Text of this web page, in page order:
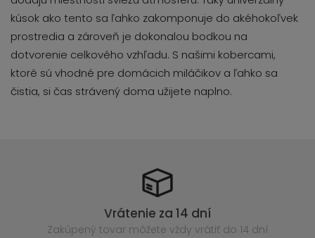
kúsok ako tento sa ľahko zakomponuje do akéhokoľvek
prostredia a zároveň je dokonalou bodkou na
dotvorenie celkového vzhľadu. S našimi kobercami,
ktoré sú vhodné pre domácich miláčikov a ľahko sa
čistia, si čas strávený doma užijete naplno.
Vrátenie za 14 dní
Zakúpený tovar môžete vždy vrátiť do 14 dní